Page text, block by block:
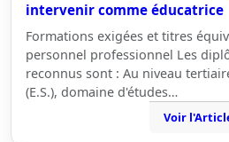
intervenir comme éducatrice
Formations exigées et titres
personnel professionnel Les
reconnus sont : Au niveau
(E.S.), domaine d'études…
Voir